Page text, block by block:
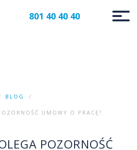
801 40 40 40
BLOG
UMOWY O PRACĘ?
POZORNOŚĆ